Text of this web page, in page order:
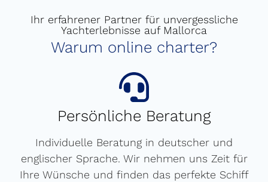
Ihr erfahrener Partner für unvergessliche
Yachterlebnisse auf Mallorca
Warum online charter?
Persönliche Beratung
Individuelle Beratung in deutscher und
englischer Sprache. Wir nehmen uns Zeit für
Ihre Wünsche und finden das perfekte Schiff